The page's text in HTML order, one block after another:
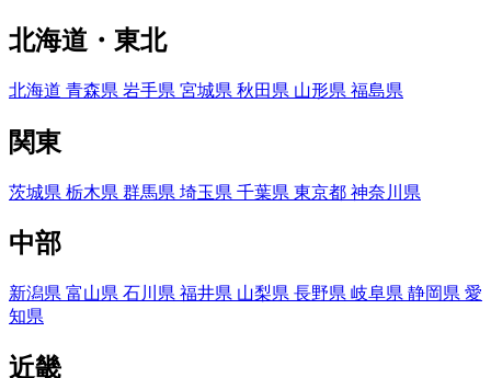
北海道・東北
北海道 青森県 岩手県 宮城県 秋田県 山形県 福島県
関東
茨城県 栃木県 群馬県 埼玉県 千葉県 東京都 神奈川県
中部
新潟県 富山県 石川県 福井県 山梨県 長野県 岐阜県 静岡県 愛
知県
近畿